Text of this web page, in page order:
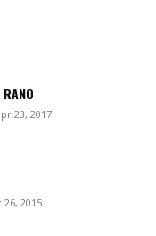
23, 2017
26, 2015